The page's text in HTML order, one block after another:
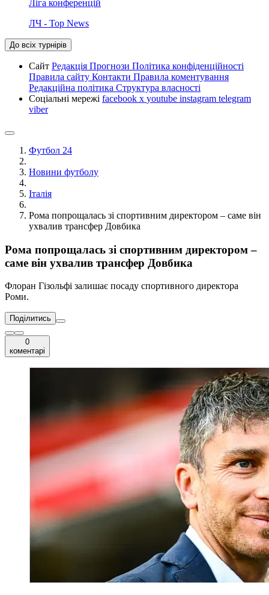
Ліга конференцій
ЛЧ - Top News
До всіх турнірів
Сайт Редакція Прогнози Політика конфіденційності
Правила сайту Контакти Правила коментування
Редакційна політика Структура власності
Соціальні мережі facebook x youtube instagram telegram
viber
Футбол 24
Новини футболу
Італія
Рома попрощалась зі спортивним директором – саме він
ухвалив трансфер Довбика
Рома попрощалась зі спортивним директором –
саме він ухвалив трансфер Довбика
Флоран Гізольфі залишає посаду спортивного директора
Роми.
Поділитись
0
коментарі